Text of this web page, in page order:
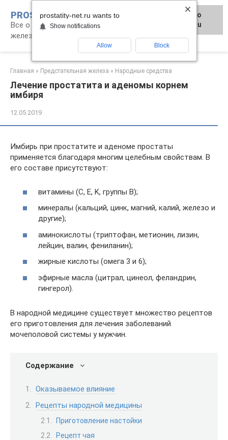
контенту
PROSTATITY-NET.RU
Все о лечении заболеваний предстательной
железы
Главная » Предстательная железа » Народные средства
Лечение простатита и аденомы корнем
имбиря
12.05.2019
Имбирь при простатите и аденоме простаты
применяется благодаря многим целебным свойствам. В
его составе присутствуют:
витамины (C, E, K, группы B);
минералы (кальций, цинк, магний, калий, железо и
другие);
аминокислоты (триптофан, метионин, лизин,
лейцин, валин, фениланин);
жирные кислоты (омега 3 и 6);
эфирные масла (цитрал, цинеол, феландрин,
гингерол).
В народной медицине существует множество рецептов
его приготовления для лечения заболеваний
мочеполовой системы у мужчин.
Содержание
Оказываемое влияние
Рецепты народной медицины
Приготовление настойки
Рецепт чая
Для любых предложений по
сайту: prostatity-net@cp9.ru
prostatity-net.ru wants to
Show notifications
Allow Block